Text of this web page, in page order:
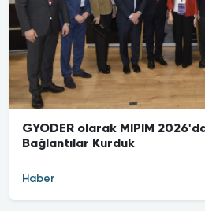
GYODER olarak MIPIM
Bağlantılar Kurduk
Haber